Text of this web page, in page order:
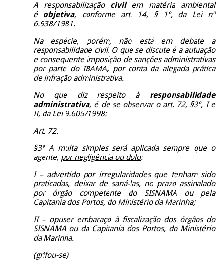
A responsabilização civil em matéria ambiental
é objetiva, conforme art. 14, § 1º, da Lei nº
6.938/1981.
Na espécie, porém, não está em debate a
responsabilidade civil. O que se discute é a autuação
e consequente imposição de sanções administrativas
por parte do IBAMA, por conta da alegada prática
de infração administrativa.
No que diz respeito à responsabilidade
administrativa, é de se observar o art. 72, §3º, I e
II, da Lei 9.605/1998:
Art. 72.
§3º A multa simples será aplicada sempre que o
agente, por negligência ou dolo:
I – advertido por irregularidades que tenham sido
praticadas, deixar de saná-las, no prazo assinalado
por órgão competente do SISNAMA ou pela
Capitania dos Portos, do Ministério da Marinha;
II – opuser embaraço à fiscalização dos órgãos do
SISNAMA ou da Capitania dos Portos, do Ministério
da Marinha.
(grifou-se)